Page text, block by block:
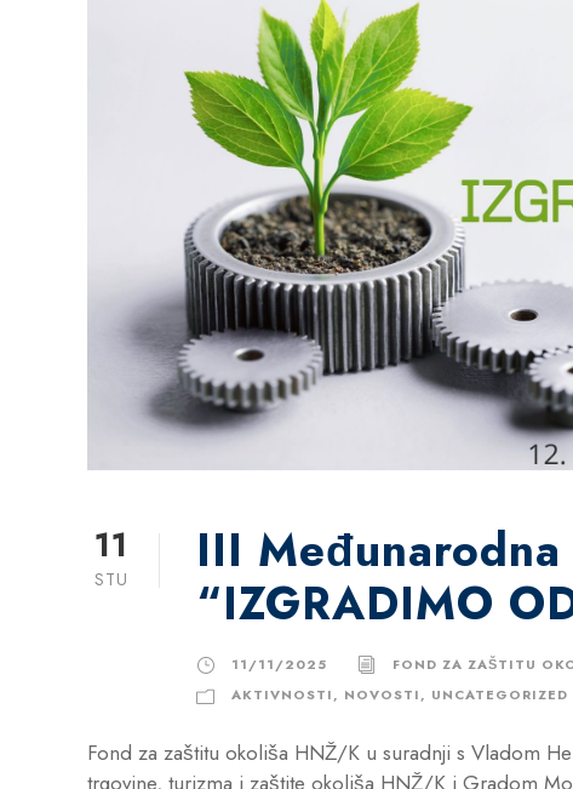
11
STU
III
“IZGRADIMO
11/11/2025
FOND ZA ZAŠTITU
AKTIVNOSTI, NOVOSTI, UNCATEGORIZED
Fond za zaštitu okoliša HNŽ/K u suradnji s Vladom
trgovine, turizma i zaštite okoliša HNŽ/K i Gradom